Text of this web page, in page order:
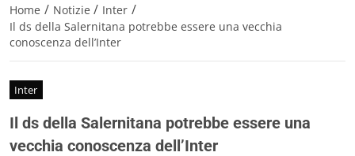
Home / Notizie / Inter /
Il ds della Salernitana potrebbe essere una vecchia
conoscenza dell’Inter
Inter
Il ds della Salernitana potrebbe essere una
vecchia conoscenza dell’Inter